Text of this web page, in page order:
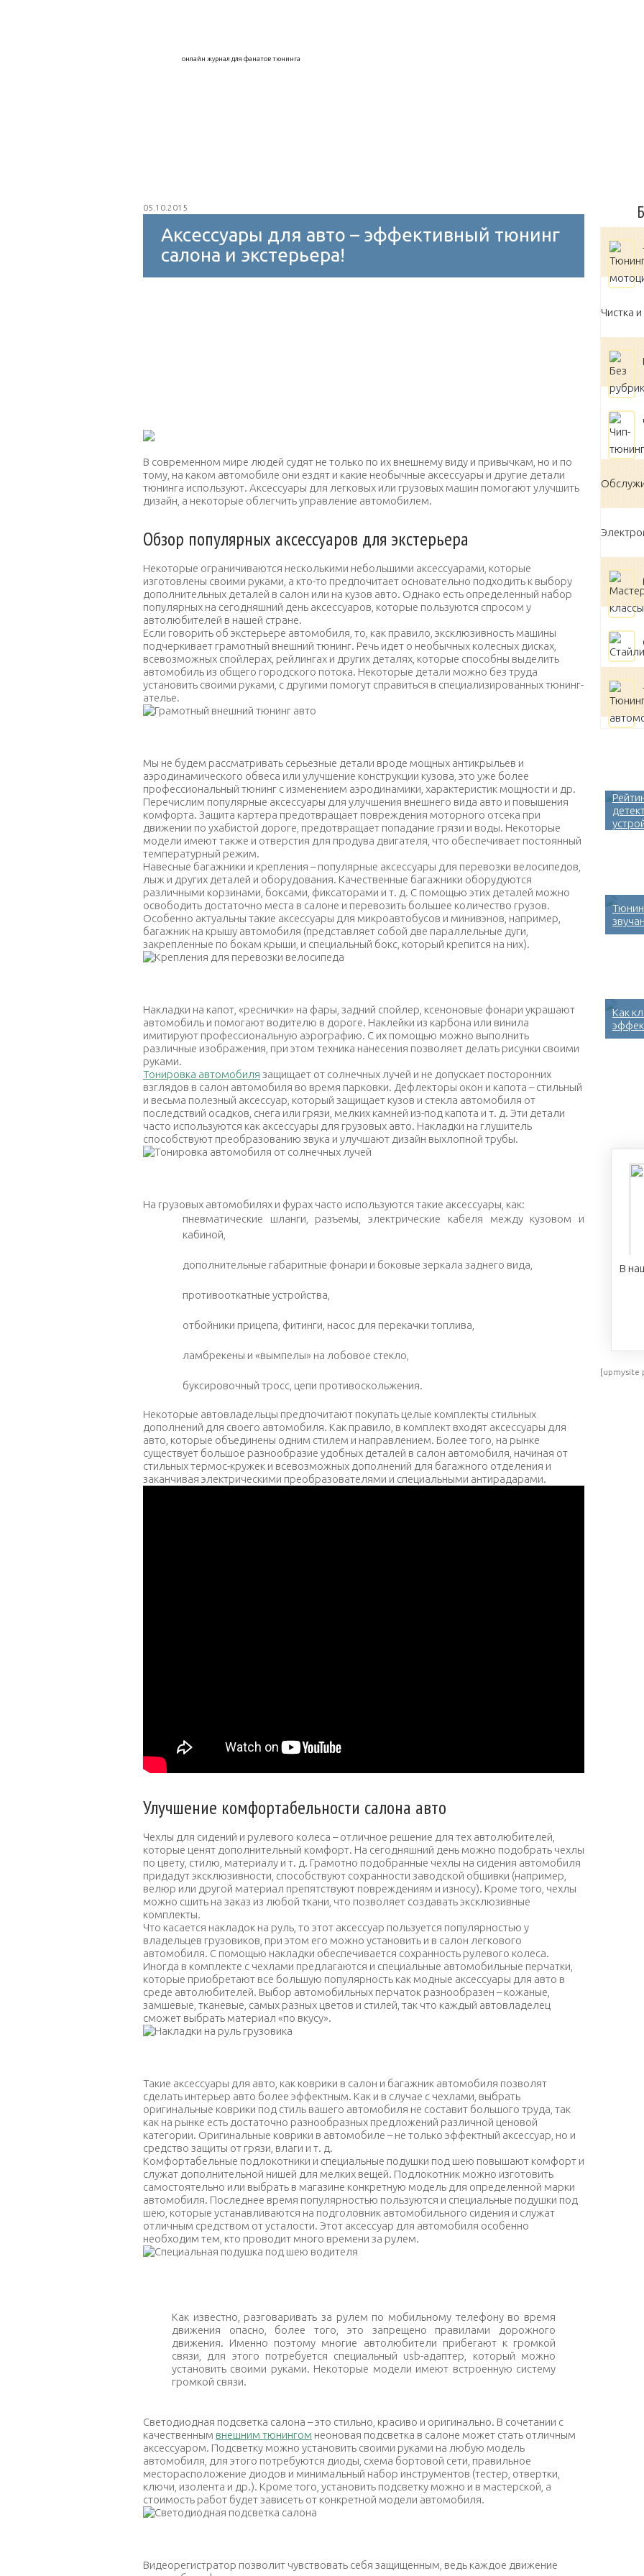
онлайн журнал для фанатов тюнинга
Капоты, крылья, арки
05.10.2015
Аксессуары для авто – эффективный тюнинг
салона и экстерьера!
В современном мире людей судят не только по их внешнему виду и привычкам, но и по
тому, на каком автомобиле они ездят и какие необычные аксессуары и другие детали
тюнинга используют. Аксессуары для легковых или грузовых машин помогают улучшить
дизайн, а некоторые облегчить управление автомобилем.
Обзор популярных аксессуаров для экстерьера
Некоторые ограничиваются несколькими небольшими аксессуарами, которые
изготовлены своими руками, а кто-то предпочитает основательно подходить к выбору
дополнительных деталей в салон или на кузов авто. Однако есть определенный набор
популярных на сегодняшний день аксессуаров, которые пользуются спросом у
автолюбителей в нашей стране.
Если говорить об экстерьере автомобиля, то, как правило, эксклюзивность машины
подчеркивает грамотный внешний тюнинг. Речь идет о необычных колесных дисках,
всевозможных спойлерах, рейлингах и других деталях, которые способны выделить
автомобиль из общего городского потока. Некоторые детали можно без труда
установить своими руками, с другими помогут справиться в специализированных тюнинг-
ателье.
Мы не будем рассматривать серьезные детали вроде мощных антикрыльев и
аэродинамического обвеса или улучшение конструкции кузова, это уже более
профессиональный тюнинг с изменением аэродинамики, характеристик мощности и др.
Перечислим популярные аксессуары для улучшения внешнего вида авто и повышения
комфорта. Защита картера предотвращает повреждения моторного отсека при
движении по ухабистой дороге, предотвращает попадание грязи и воды. Некоторые
модели имеют также и отверстия для продува двигателя, что обеспечивает постоянный
температурный режим.
Навесные багажники и крепления – популярные аксессуары для перевозки велосипедов,
лыж и других деталей и оборудования. Качественные багажники оборудуются
различными корзинами, боксами, фиксаторами и т. д. С помощью этих деталей можно
освободить достаточно места в салоне и перевозить большее количество грузов.
Особенно актуальны такие аксессуары для микроавтобусов и минивэнов, например,
багажник на крышу автомобиля (представляет собой две параллельные дуги,
закрепленные по бокам крыши, и специальный бокс, который крепится на них).
Накладки на капот, «реснички» на фары, задний спойлер, ксеноновые фонари украшают
автомобиль и помогают водителю в дороге. Наклейки из карбона или винила
имитируют профессиональную аэрографию. С их помощью можно выполнить
различные изображения, при этом техника нанесения позволяет делать рисунки своими
руками.
Тонировка автомобиля защищает от солнечных лучей и не допускает посторонних
взглядов в салон автомобиля во время парковки. Дефлекторы окон и капота – стильный
и весьма полезный аксессуар, который защищает кузов и стекла автомобиля от
последствий осадков, снега или грязи, мелких камней из-под капота и т. д. Эти детали
часто используются как аксессуары для грузовых авто. Накладки на глушитель
способствуют преобразованию звука и улучшают дизайн выхлопной трубы.
На грузовых автомобилях и фурах часто используются такие аксессуары, как:
пневматические шланги, разъемы, электрические кабеля между кузовом и
кабиной,
дополнительные габаритные фонари и боковые зеркала заднего вида,
противооткатные устройства,
отбойники прицепа, фитинги, насос для перекачки топлива,
ламбрекены и «вымпелы» на лобовое стекло,
буксировочный тросс, цепи противоскольжения.
Некоторые автовладельцы предпочитают покупать целые комплекты стильных
дополнений для своего автомобиля. Как правило, в комплект входят аксессуары для
авто, которые объединены одним стилем и направлением. Более того, на рынке
существует большое разнообразие удобных деталей в салон автомобиля, начиная от
стильных термос-кружек и всевозможных дополнений для багажного отделения и
заканчивая электрическими преобразователями и специальными антирадарами.
Улучшение комфортабельности салона авто
Чехлы для сидений и рулевого колеса – отличное решение для тех автолюбителей,
которые ценят дополнительный комфорт. На сегодняшний день можно подобрать чехлы
по цвету, стилю, материалу и т. д. Грамотно подобранные чехлы на сидения автомобиля
придадут эксклюзивности, способствуют сохранности заводской обшивки (например,
велюр или другой материал препятствуют повреждениям и износу). Кроме того, чехлы
можно сшить на заказ из любой ткани, что позволяет создавать эксклюзивные
комплекты.
Что касается накладок на руль, то этот аксессуар пользуется популярностью у
владельцев грузовиков, при этом его можно установить и в салон легкового
автомобиля. С помощью накладки обеспечивается сохранность рулевого колеса.
Иногда в комплекте с чехлами предлагаются и специальные автомобильные перчатки,
которые приобретают все большую популярность как модные аксессуары для авто в
среде автолюбителей. Выбор автомобильных перчаток разнообразен – кожаные,
замшевые, тканевые, самых разных цветов и стилей, так что каждый автовладелец
сможет выбрать материал «по вкусу».
Такие аксессуары для авто, как коврики в салон и багажник автомобиля позволят
сделать интерьер авто более эффектным. Как и в случае с чехлами, выбрать
оригинальные коврики под стиль вашего автомобиля не составит большого труда, так
как на рынке есть достаточно разнообразных предложений различной ценовой
категории. Оригинальные коврики в автомобиле – не только эффектный аксессуар, но и
средство защиты от грязи, влаги и т. д.
Комфортабельные подлокотники и специальные подушки под шею повышают комфорт и
служат дополнительной нишей для мелких вещей. Подлокотник можно изготовить
самостоятельно или выбрать в магазине конкретную модель для определенной марки
автомобиля. Последнее время популярностью пользуются и специальные подушки под
шею, которые устанавливаются на подголовник автомобильного сидения и служат
отличным средством от усталости. Этот аксессуар для автомобиля особенно
необходим тем, кто проводит много времени за рулем.
Как известно, разговаривать за рулем по мобильному телефону во время
движения опасно, более того, это запрещено правилами дорожного
движения. Именно поэтому многие автолюбители прибегают к громкой
связи, для этого потребуется специальный usb-адаптер, который можно
установить своими руками. Некоторые модели имеют встроенную систему
громкой связи.
Светодиодная подсветка салона – это стильно, красиво и оригинально. В сочетании с
качественным внешним тюнингом неоновая подсветка в салоне может стать отличным
аксессуаром. Подсветку можно установить своими руками на любую модель
автомобиля, для этого потребуются диоды, схема бортовой сети, правильное
месторасположение диодов и минимальный набор инструментов (тестер, отвертки,
ключи, изолента и др.). Кроме того, установить подсветку можно и в мастерской, а
стоимость работ будет зависеть от конкретной модели автомобиля.
Видеорегистратор позволит чувствовать себя защищенным, ведь каждое движение
Чистка
Как
В
[upmysite